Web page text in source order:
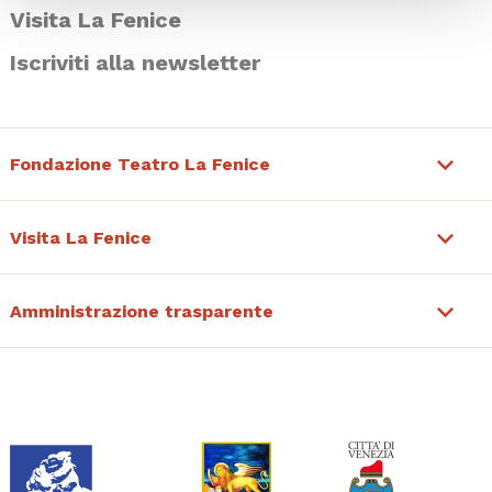
Visita La Fenice
Iscriviti alla newsletter
Fondazione Teatro La Fenice
Visita La Fenice
Amministrazione trasparente